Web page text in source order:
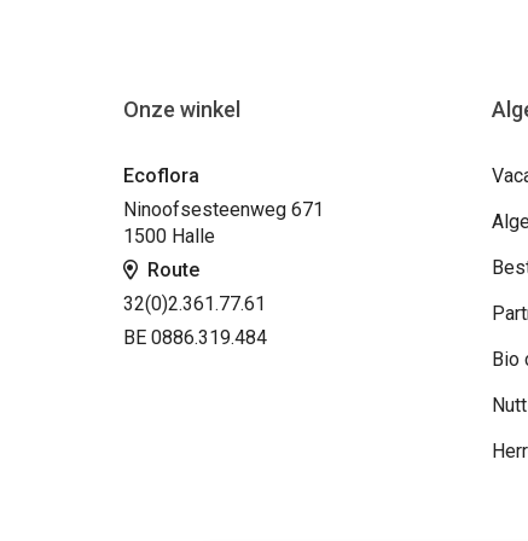
Onze winkel
Ecoflora
Ninoofsesteenweg 671
1500 Halle
Route
32(0)2.361.77.61
BE 0886.319.484
Bio